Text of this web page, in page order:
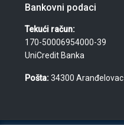
Bankovni podaci
Tekući račun:
170-50006954000-39
UniCredit Banka
Pošta:34300 Aranđelovac